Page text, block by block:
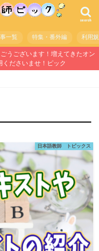
search
一覧 特集・番外編 利用
うございます！増えてきたオン
くださいませ！ピック
日本語教師 トピックス